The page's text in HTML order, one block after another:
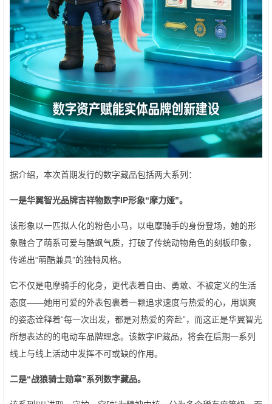
据介绍，本次首期发行的数字藏品包括两大系列：
一是华翼智光品牌吉祥物数字IP形象“摩力娅”。
该形象以一匹拟人化的粉色小马，以电摩骑手的身份登场，她的形
象融合了萌系可爱与酷飒气质，打破了传统动物角色的刻板印象，
传递出“萌酷兼具”的独特风格。
它不仅是电摩骑手的化身，更代表着自由、勇敢、不被定义的生活
态度——她用可爱的外表包裹着一颗追求速度与热爱的心，用飒爽
的姿态诠释着“每一次出发，都是对热爱的奔赴”，而这正是华翼智光
所想表达的的电动车品牌理念。该数字IP藏品，将会在后期一系列
线上与线上活动中发挥不可或缺的作用。
二是“战狼骑士勋章”系列数字藏品。